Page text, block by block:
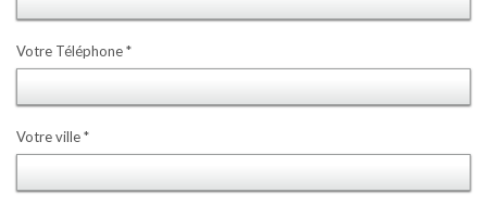
Votre Téléphone *
Votre ville *